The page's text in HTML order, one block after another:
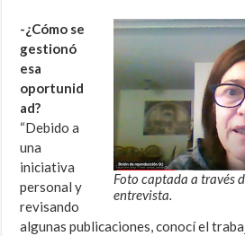
Foto captada a través
entrevista.
-¿Cómo se
gestionó
esa
oportunid
ad?
“Debido a
una
iniciativa
personal y
revisando
algunas publicaciones, conocí el